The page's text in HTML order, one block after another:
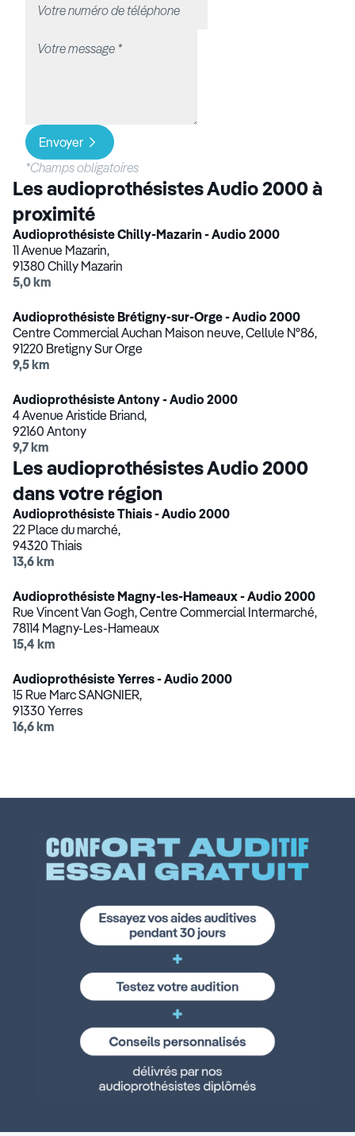
Envoyer
*Champs obligatoires
Les audioprothésistes Audio 2000 à
proximité
Audioprothésiste Chilly-Mazarin - Audio 2000
11 Avenue Mazarin,
91380 Chilly Mazarin
5,0 km
Audioprothésiste Brétigny-sur-Orge - Audio 2000
Centre Commercial Auchan Maison neuve, Cellule N°86,
91220 Bretigny Sur Orge
9,5 km
Audioprothésiste Antony - Audio 2000
4 Avenue Aristide Briand,
92160 Antony
9,7 km
Les audioprothésistes Audio 2000
dans votre région
Audioprothésiste Thiais - Audio 2000
22 Place du marché,
94320 Thiais
13,6 km
Audioprothésiste Magny-les-Hameaux - Audio 2000
Rue Vincent Van Gogh, Centre Commercial Intermarché,
78114 Magny-Les-Hameaux
15,4 km
Audioprothésiste Yerres - Audio 2000
15 Rue Marc SANGNIER,
91330 Yerres
16,6 km